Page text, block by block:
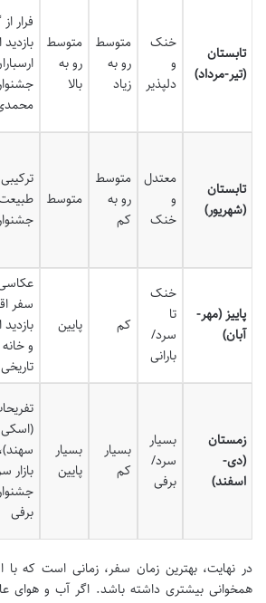
تابستان
(تیر-مرداد)
خنک
و
دلپذیر
متوسط
رو به
زیاد
متوسط
رو به
بالا
فرار
تابستان
(شهریور)
معتدل
و
خنک
متوسط
رو به
کم
متوسط
ترکیبی
پاییز (مهر-
آبان)
خنک
تا
سرد/
بارانی
کم پایین
عکاسی
سفر
و
تاریخی
زمستان
(دی-
اسفند)
بسیار
سرد/
برفی
بسیار
کم
بسیار
پایین
(اسکی
بازار
برفی
در نهایت، بهترین زمان سفر، زمانی است که
همخوانی بیشتری داشته باشد. اگر آب و هوای